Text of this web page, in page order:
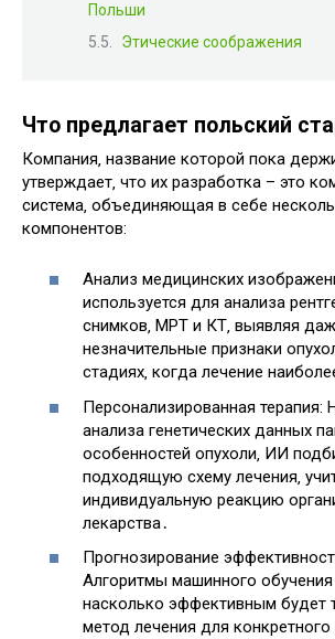
Польши
Этические соображения
Что предлагает польский
Компания‚ название которой пока
утверждает‚ что их разработка – это
система‚ объединяющая в себе
компонентов:
Анализ медицинских
используется для анализа
снимков‚ МРТ и КТ‚ выявляя
незначительные признаки
стадиях‚ когда лечение
Персонализированная терапия:
анализа генетических данных
особенностей опухоли‚ ИИ
подходящую схему лечения‚
индивидуальную реакцию
лекарства․
Прогнозирование
Алгоритмы машинного
насколько эффективным будет
метод лечения для конкретного